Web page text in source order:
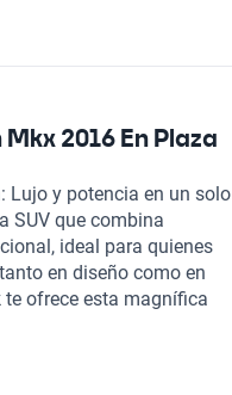
2016 En Plaza
Lujo y potencia en un solo
SUV que combina
ideal para quienes
en diseño como en
ofrece esta magnífica
sino también un